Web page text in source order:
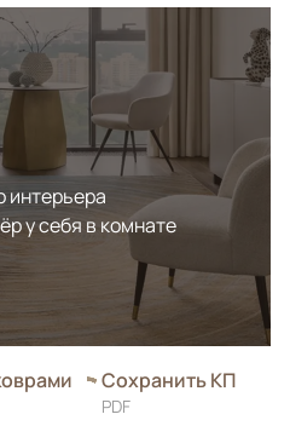
интерьера
у себя в комнате
Сохранить КП
PDF